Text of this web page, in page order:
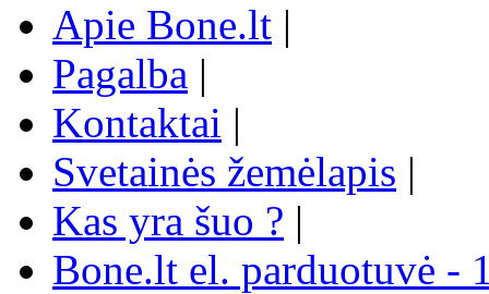
Apie Bone.lt |
Pagalba |
Kontaktai |
Svetainės žemėlapis |
Kas yra šuo ? |
Bone.lt el. parduotuvė -